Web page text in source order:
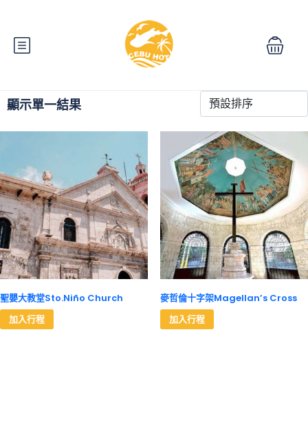
顯示單一結果
聖嬰大教堂Sto.Niño Church
加入行程
麥哲倫十字架Magellan’s Cross
加入行程